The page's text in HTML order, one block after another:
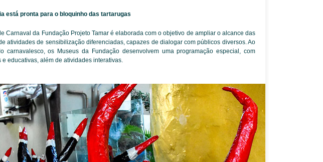
está pronta para o bloquinho das tartarugas
Carnaval da Fundação Projeto Tamar é elaborada com o objetivo de ampliar o alcance das
atividades de sensibilização diferenciadas, capazes de dialogar com públicos diversos. Ao
carnavalesco, os Museus da Fundação desenvolvem uma programação especial, com
e educativas, além de atividades interativas.